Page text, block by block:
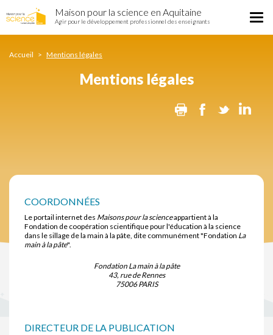
Mentions
légales
au
Maison pour la science en Aquitaine
Agir pour le développement professionnel des enseignants
Accueil Mentions légales
Mentions légales
Print Facebook
Twitter
COORDONNÉES
Le portail internet des Maisons pour la scienceappartient à la
Fondation de coopération scientifique pour l'éducation à la science
dans le sillage de la main à la pâte, dite communément "Fondation La
main à la pâte".
Fondation La main à la pâte
43, rue de Rennes
75006 PARIS
DIRECTEUR DE LA PUBLICATION